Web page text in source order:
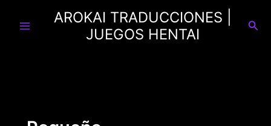
AROKAI TRADUCCIONES |
JUEGOS HENTAI